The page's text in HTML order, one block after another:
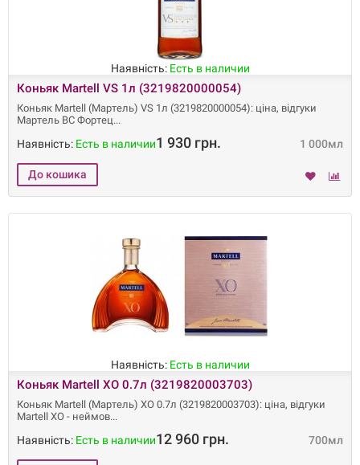
Наявність: Есть в наличии
Коньяк Martell VS 1л (3219820000054)
Коньяк Martell (Мартель) VS 1л (3219820000054): ціна, відгуки
Мартель ВС Фортец
1 000мл
Наявність: Есть в наличии1 930 грн.
Наявність: Есть в наличии
Коньяк Martell XO 0.7л (3219820003703)
Коньяк Martell (Мартель) XO 0.7л (3219820003703): ціна, відгуки
Martell XO - неймов
700мл
Наявність: Есть в наличии12 960 грн.